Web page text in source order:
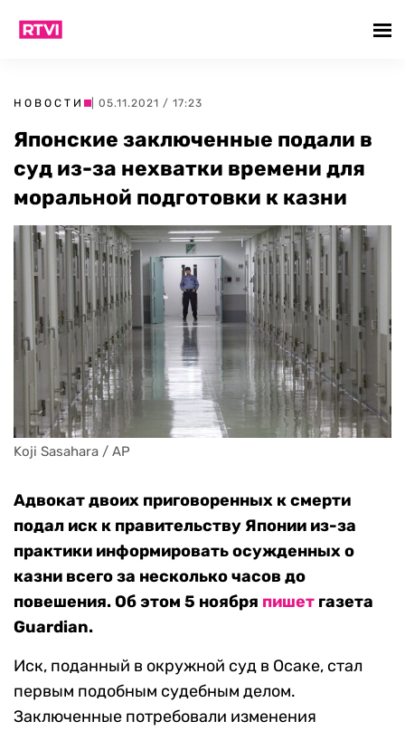
НОВОСТИ | 05.11.2021 / 17:23
Японские заключенные подали в
суд из-за нехватки времени для
моральной подготовки к казни
Koji Sasahara / AP
Адвокат двоих приговоренных к смерти
подал иск к правительству Японии из-за
практики информировать осужденных о
казни всего за несколько часов до
повешения. Об этом 5 ноября пишет газета
Guardian.
Иск, поданный в окружной суд в Осаке, стал
первым подобным судебным делом.
Заключенные потребовали изменения